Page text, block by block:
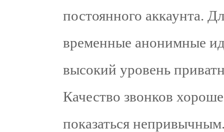
постоянного аккаунта.
временные анонимные
высокий уровень
Качество звонков
показаться